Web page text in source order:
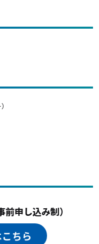
申し込み制）
ちら